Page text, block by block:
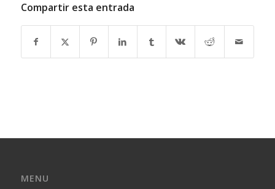
Compartir esta entrada
MENU